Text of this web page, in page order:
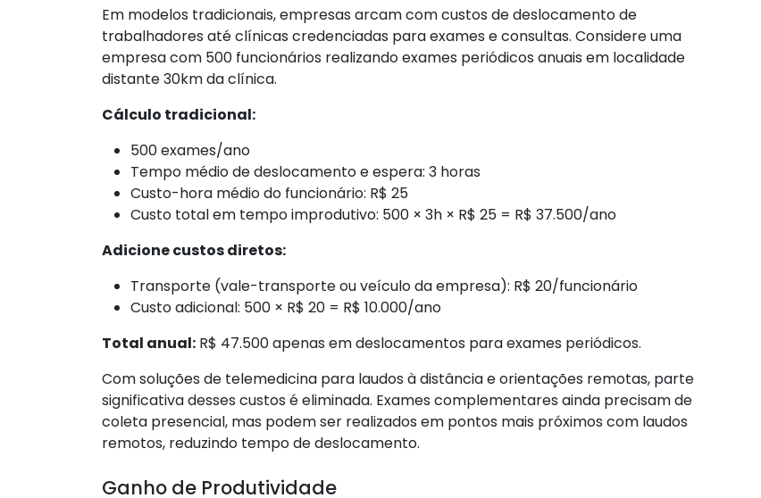
Em modelos tradicionais, empresas arcam com custos de deslocamento de
trabalhadores até clínicas credenciadas para exames e consultas. Considere uma
empresa com 500 funcionários realizando exames periódicos anuais em localidade
distante 30km da clínica.
Cálculo tradicional:
500 exames/ano
Tempo médio de deslocamento e espera: 3 horas
Custo-hora médio do funcionário: R$ 25
Custo total em tempo improdutivo: 500 × 3h × R$ 25 = R$ 37.500/ano
Adicione custos diretos:
Transporte (vale-transporte ou veículo da empresa): R$ 20/funcionário
Custo adicional: 500 × R$ 20 = R$ 10.000/ano
Total anual: R$ 47.500 apenas em deslocamentos para exames periódicos.
Com soluções de telemedicina para laudos à distância e orientações remotas, parte
significativa desses custos é eliminada. Exames complementares ainda precisam de
coleta presencial, mas podem ser realizados em pontos mais próximos com laudos
remotos, reduzindo tempo de deslocamento.
Ganho de Produtividade